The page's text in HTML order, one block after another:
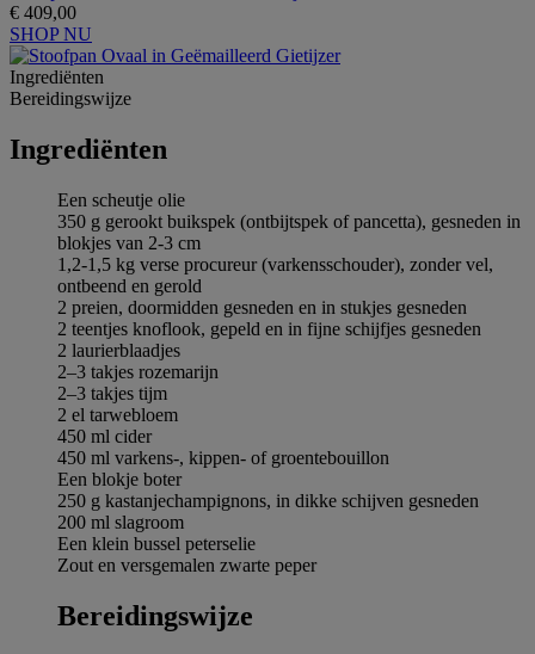
€ 409,00
SHOP NU
Ingrediёnten
Bereidingswijze
Ingrediёnten
Een scheutje olie
350 g gerookt buikspek (ontbijtspek of pancetta), gesneden in
blokjes van 2-3 cm
1,2-1,5 kg verse procureur (varkensschouder), zonder vel,
ontbeend en gerold
2 preien, doormidden gesneden en in stukjes gesneden
2 teentjes knoflook, gepeld en in fijne schijfjes gesneden
2 laurierblaadjes
2–3 takjes rozemarijn
2–3 takjes tijm
2 el tarwebloem
450 ml cider
450 ml varkens-, kippen- of groentebouillon
Een blokje boter
250 g kastanjechampignons, in dikke schijven gesneden
200 ml slagroom
Een klein bussel peterselie
Zout en versgemalen zwarte peper
Bereidingswijze